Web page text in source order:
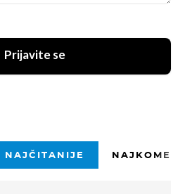
Prijavite se
NAJČITANIJE